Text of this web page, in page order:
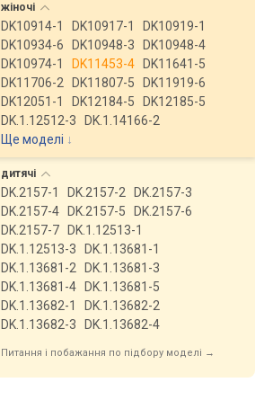
жіночі
DK10914-1 DK10917-1
DK10919-1
DK10934-6
DK10948-3
DK10948-4
DK10974-1
DK11453-4
DK11641-5
DK11706-2
DK11807-5
DK11919-6
DK12051-1
DK12184-5
DK12185-5
DK.1.12512-3
DK.1.14166-2
Ще моделі ↓
дитячі
DK.2157-1 DK.2157-2
DK.2157-3
DK.2157-4
DK.2157-5
DK.2157-6
DK.2157-7
DK.1.12513-1
DK.1.12513-3
DK.1.13681-1
DK.1.13681-2
DK.1.13681-3
DK.1.13681-4
DK.1.13681-5
DK.1.13682-1
DK.1.13682-2
DK.1.13682-3
DK.1.13682-4
Питання і побажання по підбору моделі →